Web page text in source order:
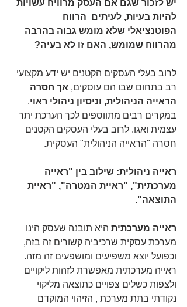
יש לזכור שגם אם העסק מרוויח עשויות
להיות בעיות, לעיתים  הרווח
הפוטנציאלי שלא מומש גבוה בהרבה
מהרווח שמומש, האם זו לא בעיה?
לרוב בעלי העסקים הקטנים יש ידע מקצועי
רב בתחום שבו הם עוסקים, אך חסרה
הראייה הניהולית, וניסיון ניהולי ראוי.
במקרים רבים מתווספים לכך הערכת יתר
עצמית ואגו. לרוב בעלי העסקים הקטנים
חסרה "הראייה הניהולית" העסקית.
ראייה ניהולית: שילוב בין "ראייה
מערכתית", "ראיית המטרה", "ראיית
התוצאה".
ראייה מערכתית היא תובנה שעסק הינו
מערכת עסקית שרכיביה קשורים זה בזה,
וכפועל יוצא משפיעים ומושפעים זה מזה.
ראייה מערכתית מאפשרת לזהות ליקויים
ולצפות כשלים צפויים כתוצאה מליקוי
נקודתי בתת מערכת , הזיהוי המוקדם